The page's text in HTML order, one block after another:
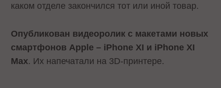
каком отделе закончился тот или иной товар.
Опубликован видеоролик с макетами новых
смартфонов Apple – iPhone XI и iPhone XI
Max. Их напечатали на 3D-принтере.